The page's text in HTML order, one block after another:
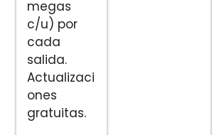
megas
c/u) por
cada
salida.
Actualizaci
ones
gratuitas.